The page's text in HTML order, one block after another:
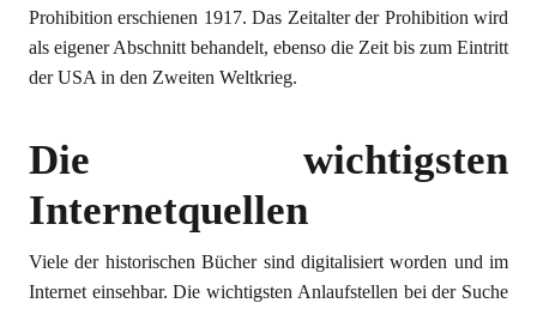
Prohibition erschienen 1917. Das Zeitalter der Prohibition wird
als eigener Abschnitt behandelt, ebenso die Zeit bis zum Eintritt
der USA in den Zweiten Weltkrieg.
Die wichtigsten
Internetquellen
Viele der historischen Bücher sind digitalisiert worden und im
Internet einsehbar. Die wichtigsten Anlaufstellen bei der Suche